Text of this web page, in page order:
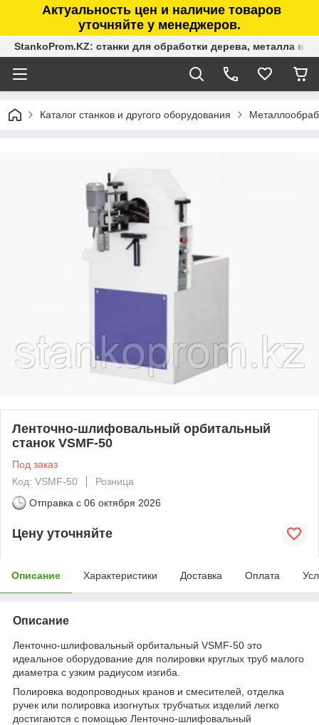
Актуальность цен и наличие товаров
уточняйте у менеджеров.
StankoProm.KZ: станки для обработки дерева, металла в
Каталог станков и другого оборудования
Ленточно-шлифовальный орбитальный
станок VSMF-50
Под заказ
Код: VSMF-50
Розница
Отправка с 06 октября 2026
Цену уточняйте
Описание Характеристики Доставка Оплата
Описание
Ленточно-шлифовальный орбитальный VSMF-50 это
идеальное оборудование для полировки круглых труб малого
диаметра с узким радиусом изгиба.
Полировка водопроводных кранов и смесителей, отделка
ручек или полировка изогнутых трубчатых изделий легко
достигаются с помощью Ленточно-шлифовальный